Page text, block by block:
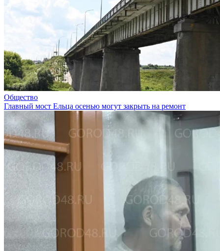
Общество
Главный мост Ельца осенью могут закрыть на ремонт